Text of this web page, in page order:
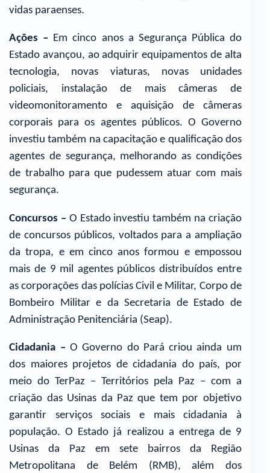
vidas paraenses.
Ações – Em cinco anos a Segurança Pública do
Estado avançou, ao adquirir equipamentos de alta
tecnologia, novas viaturas, novas unidades
policiais, instalação de mais câmeras de
videomonitoramento e aquisição de câmeras
corporais para os agentes públicos. O Governo
investiu também na capacitação e qualificação dos
agentes de segurança, melhorando as condições
de trabalho para que pudessem atuar com mais
segurança.
Concursos – O Estado investiu também na criação
de concursos públicos, voltados para a ampliação
da tropa, e em cinco anos formou e empossou
mais de 9 mil agentes públicos distribuídos entre
as corporações das polícias Civil e Militar, Corpo de
Bombeiro Militar e da Secretaria de Estado de
Administração Penitenciária (Seap).
Cidadania – O Governo do Pará criou ainda um
dos maiores projetos de cidadania do país, por
meio do TerPaz – Territórios pela Paz – com a
criação das Usinas da Paz que tem por objetivo
garantir serviços sociais e mais cidadania à
população. O Estado já realizou a entrega de 9
Usinas da Paz em sete bairros da Região
Metropolitana de Belém (RMB), além dos